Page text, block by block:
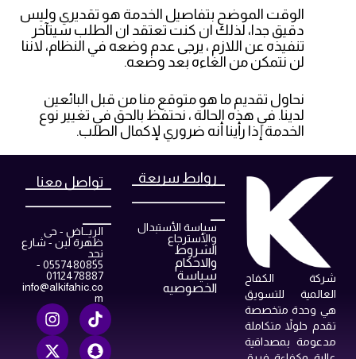
الوقت الموضح بتفاصيل الخدمة هو تقديري وليس
دقيق جدا، لذلك ان كنت تعتقد ان الطلب سيتآخر
تنفيذه عن اللازم ، يرجى عدم وضعه في النظام، لاننا
لن نتمكن من الغاءه بعد وضعه.
نحاول تقديم ما هو متوقع منا من قبل البائعين
لدينا. في هذه الحالة ، نحتفظ بالحق في تغيير نوع
الخدمة إذا رأينا أنه ضروري لإكمال الطلب.
شركة الكفاح
العالمية للتسويق
هي وحدة متخصصة
تقدم حلولاً متكاملة
مدعومة بمصداقية
روابط سريعة
_____________
سياسة الأستبدال
والأسترجاع
الشروط
والاحكام
سياسة
الخصوصيه
تواصل معنا
____________
الريــاض - حى
ظهرة لبن - شارع
نجد
0557480855 -
0112478887
info@alkifahic.co
m